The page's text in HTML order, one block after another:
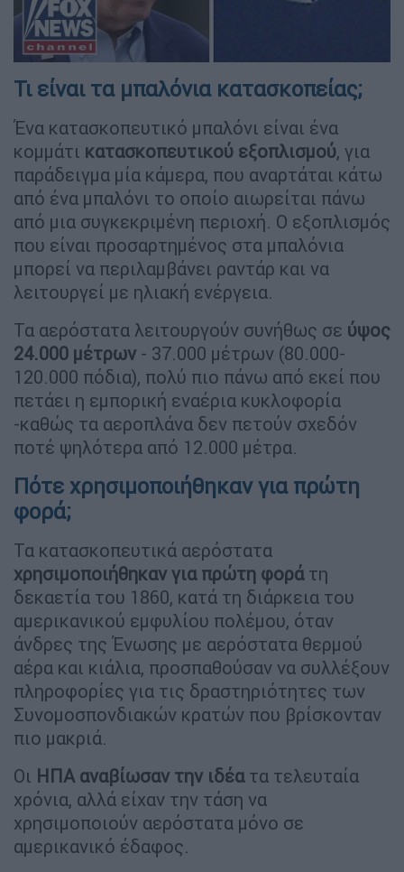
Τι είναι τα μπαλόνια κατασκοπείας;
Ένα κατασκοπευτικό μπαλόνι είναι ένα
κομμάτι κατασκοπευτικού εξοπλισμού, για
παράδειγμα μία κάμερα, που αναρτάται κάτω
από ένα μπαλόνι το οποίο αιωρείται πάνω
από μια συγκεκριμένη περιοχή. Ο εξοπλισμός
που είναι προσαρτημένος στα μπαλόνια
μπορεί να περιλαμβάνει ραντάρ και να
λειτουργεί με ηλιακή ενέργεια.
Τα αερόστατα λειτουργούν συνήθως σε ύψος
24.000 μέτρων - 37.000 μέτρων (80.000-
120.000 πόδια), πολύ πιο πάνω από εκεί που
πετάει η εμπορική εναέρια κυκλοφορία
-καθώς τα αεροπλάνα δεν πετούν σχεδόν
ποτέ ψηλότερα από 12.000 μέτρα.
Πότε χρησιμοποιήθηκαν για πρώτη
φορά;
Τα κατασκοπευτικά αερόστατα
χρησιμοποιήθηκαν για πρώτη φοράτη
δεκαετία του 1860, κατά τη διάρκεια του
αμερικανικού εμφυλίου πολέμου, όταν
άνδρες της Ένωσης με αερόστατα θερμού
αέρα και κιάλια, προσπαθούσαν να συλλέξουν
πληροφορίες για τις δραστηριότητες των
Συνομοσπονδιακών κρατών που βρίσκονταν
πιο μακριά.
Οι ΗΠΑ αναβίωσαν την ιδέατα τελευταία
χρόνια, αλλά είχαν την τάση να
χρησιμοποιούν αερόστατα μόνο σε
αμερικανικό έδαφος.